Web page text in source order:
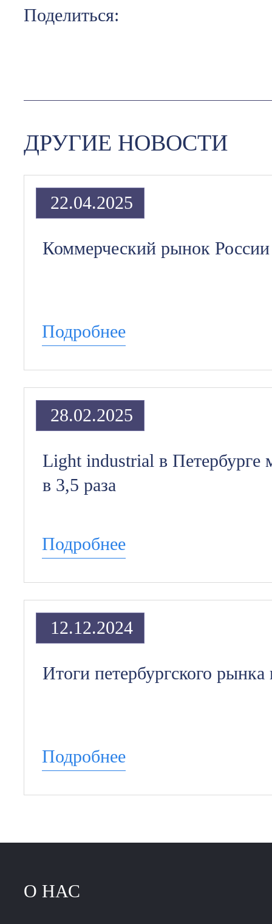
Поделиться:
ДРУГИЕ НОВОСТИ
Коммерческий рынок
Подробнее
22.04.2025
Light industrial в Петербурге
в 3,5 раза
Подробнее
28.02.2025
Итоги петербургского
Подробнее
12.12.2024
О НАС